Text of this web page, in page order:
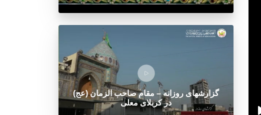
گزارشهای روزانه – مقام صاحب الزمان (عج)
در کربلای معلی